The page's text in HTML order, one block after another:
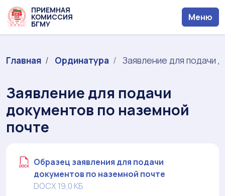
ПРИЕМНАЯ
КОМИССИЯ
БГМУ
Меню
Главная Ординатура Заявление для подачи
Заявление для подачи
документов по наземной
почте
Образец заявления для подачи
документов по наземной почте
DOCX 19,0 КБ